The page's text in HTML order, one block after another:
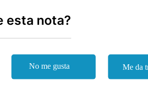
esta nota?